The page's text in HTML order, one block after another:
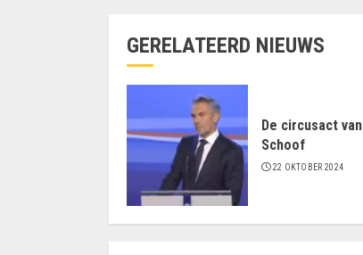
GERELATEERD NIEUWS
De circusact
Schoof
22 OKTOBER 2024